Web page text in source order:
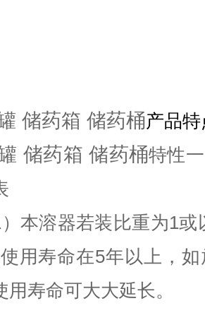
储药箱 储药桶产品
储药箱 储药桶特性
本溶器若装比重为1
用寿命在5年以上，
用寿命可大大延长。